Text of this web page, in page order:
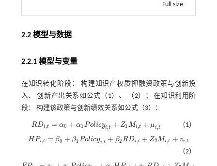
Full size
2.2 模型与数据
2.2.1 模型与变量
在知识转化阶段： 构建知识产权质押融资政策与创新投
入、 创新产出关系如公式（ 1）、 （ 2）； 在知识利用阶
段： 构建该政策与创新绩效关系如 公式（3） ：
RDi ,t = α0 + α1Policyi ,t + Z1Mi ,t + μi ,t
RDi,t=α0+α1 Pol icyi,t+Z1Mi, t+μi t （1）
HPi ,t = β0 + β1Policyi ,t + β2RDi ,t + Z2Mi ,t + vi ,t
HPi,t= β0+β1 Pol icyi ,t+β2RD ,t +Z 2Mi,t+vi,t
（2）